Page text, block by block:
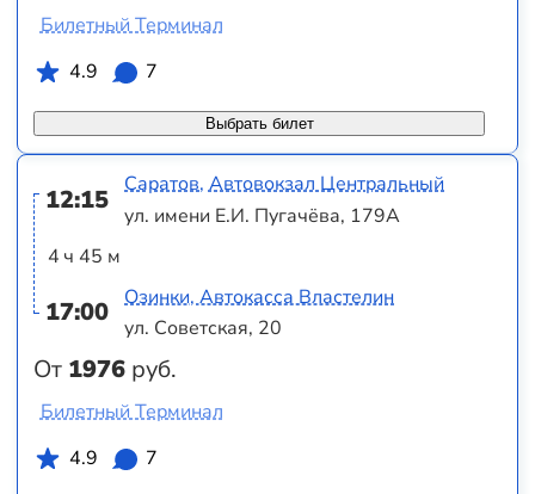
Выбрать билет
Билетный Терминал
4.9
7
12:15
4 ч 45 м
17:00
От 1976 руб.
Саратов, Автовокзал Центральный
ул. имени Е.И. Пугачёва, 179А
Озинки, Автокасса Властелин
ул. Советская, 20
Билетный Терминал
4.9
7